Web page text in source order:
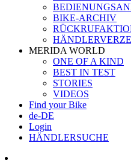
BIKE-ARCHIV
MERIDA WORLD
ONE OF A KIND
BEST IN TEST
STORIES
VIDEOS
Find your Bike
de-DE
Login
HÄNDLERSUCHE